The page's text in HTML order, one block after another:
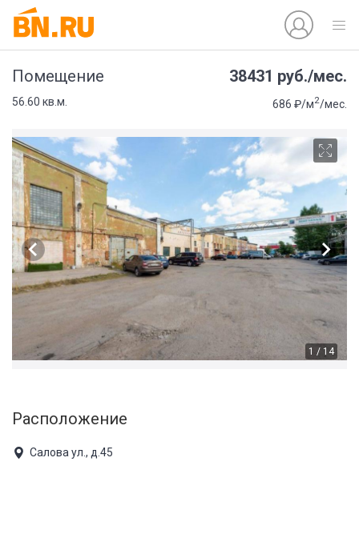
Помещение 38431 руб./мес.
56.60 кв.м. 686 ₽/м2/мес.
1 / 14
Расположение
Салова ул., д.45